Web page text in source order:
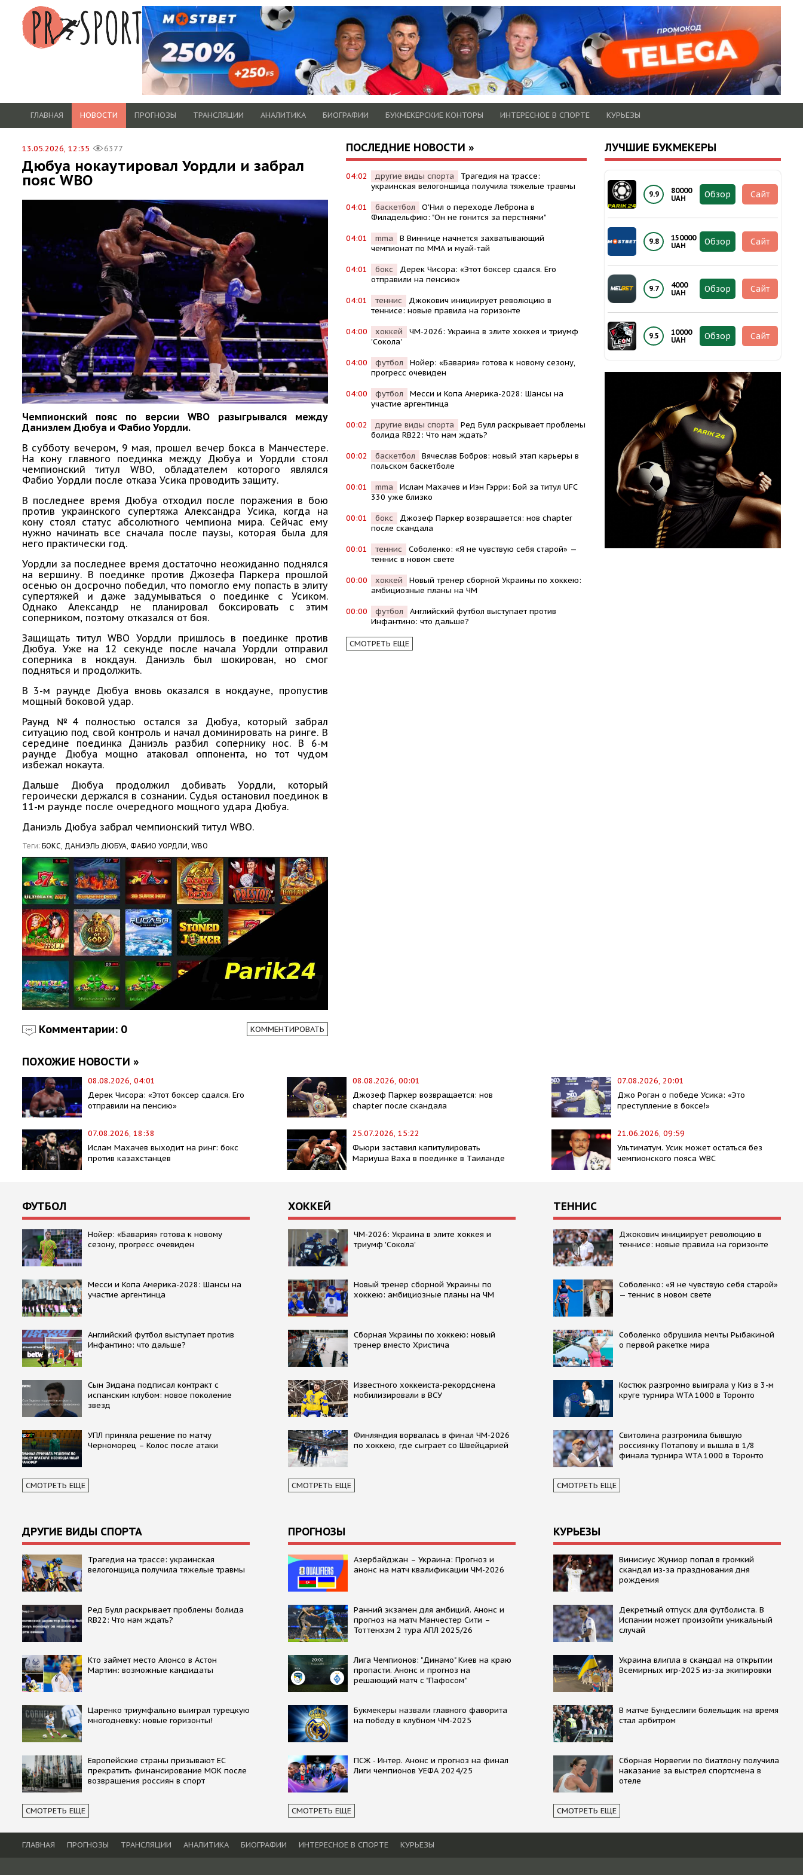
ГЛАВНАЯ НОВОСТИ ПРОГНОЗЫ ТРАНСЛЯЦИИ АНАЛИТИКА БИОГРАФИИ БУКМЕКЕРСКИЕ КОНТОРЫ ИНТЕРЕСНОЕ В СПОРТЕ КУРЬЕЗЫ
13.05.2026, 12:35 6377
Дюбуа нокаутировал Уордли и забрал
пояс WBO
Чемпионский пояс по версии WBO разыгрывался между
Даниэлем Дюбуа и Фабио Уордли.
В субботу вечером, 9 мая, прошел вечер бокса в Манчестере.
На кону главного поединка между Дюбуа и Уордли стоял
чемпионский титул WBO, обладателем которого являлся
Фабио Уордли после отказа Усика проводить защиту.
В последнее время Дюбуа отходил после поражения в бою
против украинского супертяжа Александра Усика, когда на
кону стоял статус абсолютного чемпиона мира. Сейчас ему
нужно начинать все сначала после паузы, которая была для
него практически год.
Уордли за последнее время достаточно неожиданно поднялся
на вершину. В поединке против Джозефа Паркера прошлой
осенью он досрочно победил, что помогло ему попасть в элиту
супертяжей и даже задумываться о поединке с Усиком.
Однако Александр не планировал боксировать с этим
соперником, поэтому отказался от боя.
Защищать титул WBO Уордли пришлось в поединке против
Дюбуа. Уже на 12 секунде после начала Уордли отправил
соперника в нокдаун. Даниэль был шокирован, но смог
подняться и продолжить.
В 3-м раунде Дюбуа вновь оказался в нокдауне, пропустив
мощный боковой удар.
Раунд №4 полностью остался за Дюбуа, который забрал
ситуацию под свой контроль и начал доминировать на ринге. В
середине поединка Даниэль разбил сопернику нос. В 6-м
раунде Дюбуа мощно атаковал оппонента, но тот чудом
избежал нокаута.
Дальше Дюбуа продолжил добивать Уордли, который
героически держался в сознании. Судья остановил поединок в
11-м раунде после очередного мощного удара Дюбуа.
Даниэль Дюбуа забрал чемпионский титул WBO.
Теги: БОКС, ДАНИЭЛЬ ДЮБУА, ФАБИО УОРДЛИ, WBO
Комментарии: 0 КОММЕНТИРОВАТЬ
ПОСЛЕДНИЕ НОВОСТИ »
04:02 другие виды спорта
Трагедия на трассе:
украинская велогонщица получила тяжелые травмы
04:01 баскетбол
О'Нил о переходе Леброна в
Филадельфию: "Он не гонится за перстнями"
04:01 mma
В Виннице начнется захватывающий
чемпионат по ММА и муай-тай
04:01 бокс
Дерек Чисора: «Этот боксер сдался. Его
отправили на пенсию»
04:01 теннис
Джокович инициирует революцию в
теннисе: новые правила на горизонте
04:00 хоккей
ЧМ-2026: Украина в элите хоккея и триумф
'Сокола'
04:00 футбол
Нойер: «Бавария» готова к новому сезону,
прогресс очевиден
04:00 футбол
Месси и Копа Америка-2028: Шансы на
участие аргентинца
00:02 другие виды спорта
Ред Булл раскрывает проблемы
болида RB22: Что нам ждать?
00:02 баскетбол
Вячеслав Бобров: новый этап карьеры в
польском баскетболе
00:01 mma
Ислам Махачев и Иэн Гэрри: Бой за титул UFC
330 уже близко
00:01 бокс
Джозеф Паркер возвращается: нов chapter
после скандала
00:01 теннис
Соболенко: «Я не чувствую себя старой» —
теннис в новом свете
00:00 хоккей
Новый тренер сборной Украины по хоккею:
амбициозные планы на ЧМ
00:00 футбол
Английский футбол выступает против
Инфантино: что дальше?
СМОТРЕТЬ ЕЩЕ
ЛУЧШИЕ БУКМЕКЕРЫ
9.9
80000
UAH
Обзор Сайт
9.8
150000
UAH
Обзор Сайт
9.7
4000
UAH
Обзор Сайт
9.5
10000
UAH
Обзор Сайт
ПОХОЖИЕ НОВОСТИ »
08.08.2026, 04:01
Дерек Чисора: «Этот боксер сдался. Его
отправили на пенсию»
08.08.2026, 00:01
Джозеф Паркер возвращается: нов
chapter после скандала
07.08.2026, 20:01
Джо Роган о победе Усика: «Это
преступление в боксе!»
07.08.2026, 18:38
Ислам Махачев выходит на ринг: бокс
против казахстанцев
25.07.2026, 15:22
Фьюри заставил капитулировать
Мариуша Ваха в поединке в Таиланде
21.06.2026, 09:59
Ультиматум. Усик может остаться без
чемпионского пояса WBC
ФУТБОЛ
Нойер: «Бавария» готова к новому
сезону, прогресс очевиден
Месси и Копа Америка-2028: Шансы на
участие аргентинца
Английский футбол выступает против
Инфантино: что дальше?
Сын Зидана подписал контракт с
испанским клубом: новое поколение
звезд
УПЛ приняла решение по матчу
Черноморец – Колос после атаки
СМОТРЕТЬ ЕЩЕ
ХОККЕЙ
ЧМ-2026: Украина в элите хоккея и
триумф 'Сокола'
Новый тренер сборной Украины по
хоккею: амбициозные планы на ЧМ
Сборная Украины по хоккею: новый
тренер вместо Христича
Известного хоккеиста-рекордсмена
мобилизировали в ВСУ
Финляндия ворвалась в финал ЧМ-2026
по хоккею, где сыграет со Швейцарией
СМОТРЕТЬ ЕЩЕ
ТЕННИС
Джокович инициирует революцию в
теннисе: новые правила на горизонте
Соболенко: «Я не чувствую себя старой»
— теннис в новом свете
Соболенко обрушила мечты Рыбакиной
о первой ракетке мира
Костюк разгромно выиграла у Киз в 3-м
круге турнира WTA 1000 в Торонто
Свитолина разгромила бывшую
россиянку Потапову и вышла в 1/8
финала турнира WTA 1000 в Торонто
СМОТРЕТЬ ЕЩЕ
ДРУГИЕ ВИДЫ СПОРТА
Трагедия на трассе: украинская
велогонщица получила тяжелые травмы
Ред Булл раскрывает проблемы болида
RB22: Что нам ждать?
Кто займет место Алонсо в Астон
Мартин: возможные кандидаты
Царенко триумфально выиграл турецкую
многодневку: новые горизонты!
Европейские страны призывают ЕС
прекратить финансирование МОК после
возвращения россиян в спорт
СМОТРЕТЬ ЕЩЕ
ПРОГНОЗЫ
Азербайджан – Украина: Прогноз и
анонс на матч квалификации ЧМ-2026
Ранний экзамен для амбиций. Анонс и
прогноз на матч Манчестер Сити –
Тоттенхэм 2 тура АПЛ 2025/26
Лига Чемпионов: "Динамо" Киев на краю
пропасти. Анонс и прогноз на
решающий матч с "Пафосом"
Букмекеры назвали главного фаворита
на победу в клубном ЧМ-2025
ПСЖ - Интер. Анонс и прогноз на финал
Лиги чемпионов УЕФА 2024/25
СМОТРЕТЬ ЕЩЕ
КУРЬЕЗЫ
Винисиус Жуниор попал в громкий
скандал из-за празднования дня
рождения
Декретный отпуск для футболиста. В
Испании может произойти уникальный
случай
Украина влипла в скандал на открытии
Всемирных игр-2025 из-за экипировки
В матче Бундеслиги болельщик на время
стал арбитром
Сборная Норвегии по биатлону получила
наказание за выстрел спортсмена в
отеле
СМОТРЕТЬ ЕЩЕ
ГЛАВНАЯ ПРОГНОЗЫ ТРАНСЛЯЦИИ АНАЛИТИКА БИОГРАФИИ ИНТЕРЕСНОЕ В СПОРТЕ КУРЬЕЗЫ